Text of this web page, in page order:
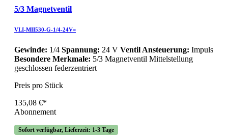
5/3 Magnetventil
VLI-MII530-G-1/4-24V=
Gewinde: 1/4 Spannung: 24 V Ventil Ansteuerung: Impuls
Besondere Merkmale: 5/3 Magnetventil Mittelstellung
geschlossen federzentriert
Preis pro Stück
135,08 €*
Abonnement
Sofort verfügbar, Lieferzeit: 1-3 Tage